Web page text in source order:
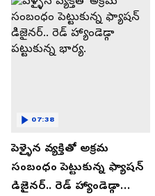
పెళ్ళైన వ్యక్తితో అక్రమ
సంబంధం పెట్టుకున్న ఫ్యాషన్
డిజైనర్.. రెడ్ హ్యాండెడ్గా
07:38